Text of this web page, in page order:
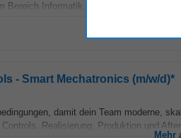
Bereich Informatik,
- Smart Mechatronics (m/w/d)*
damit dein Team moderne,
, Controls, Realisierung, Produktion und
Mehr